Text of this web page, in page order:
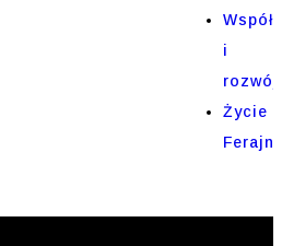
i
rozwój
Życie
Ferajny